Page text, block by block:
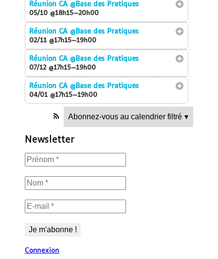
Réunion CA@Base des Pratiques
05/10 @18h15—20h00
Réunion CA@Base des Pratiques
02/11 @17h15—19h00
Réunion CA@Base des Pratiques
07/12 @17h15—19h00
Réunion CA@Base des Pratiques
04/01 @17h15—19h00
Abonnez-vous au calendrier filtré ▾
Newsletter
Connexion